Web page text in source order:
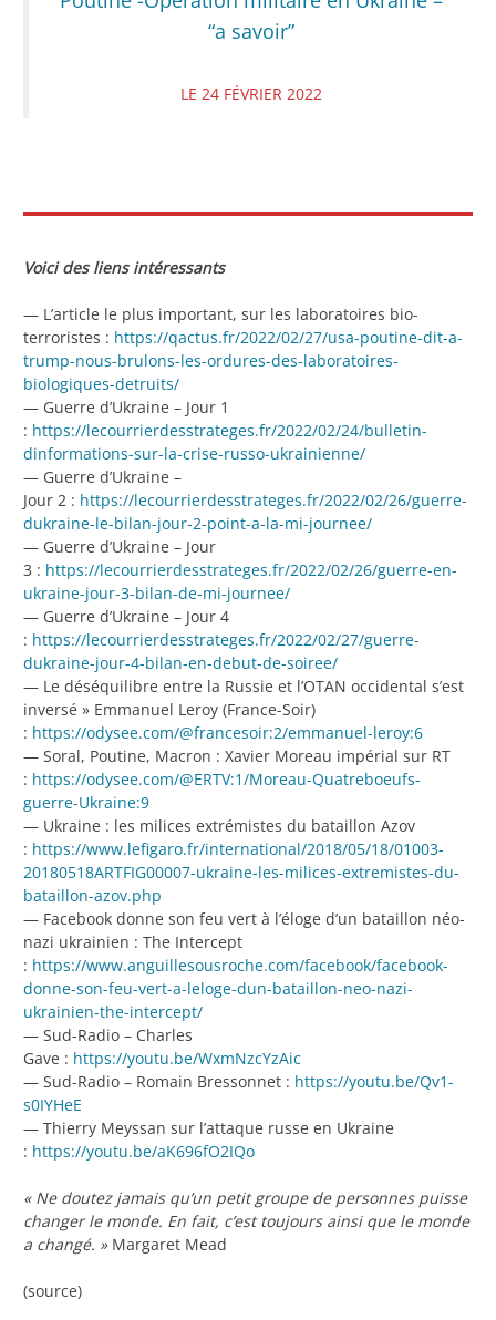
“a savoir”
LE 24 FÉVRIER 2022
Voici des liens intéressants
— L’article le plus important, sur les laboratoires bio-
terroristes : https://qactus.fr/2022/02/27/usa-poutine-dit-a-
trump-nous-brulons-les-ordures-des-laboratoires-
biologiques-detruits/
— Guerre d’Ukraine – Jour 1
: https://lecourrierdesstrateges.fr/2022/02/24/bulletin-
dinformations-sur-la-crise-russo-ukrainienne/
— Guerre d’Ukraine –
Jour 2 : https://lecourrierdesstrateges.fr/2022/02/26/guerre-
dukraine-le-bilan-jour-2-point-a-la-mi-journee/
— Guerre d’Ukraine – Jour
3 : https://lecourrierdesstrateges.fr/2022/02/26/guerre-en-
ukraine-jour-3-bilan-de-mi-journee/
— Guerre d’Ukraine – Jour 4
: https://lecourrierdesstrateges.fr/2022/02/27/guerre-
dukraine-jour-4-bilan-en-debut-de-soiree/
— Le déséquilibre entre la Russie et l’OTAN occidental s’est
inversé » Emmanuel Leroy (France-Soir)
: https://odysee.com/@francesoir:2/emmanuel-leroy:6
— Soral, Poutine, Macron : Xavier Moreau impérial sur RT
: https://odysee.com/@ERTV:1/Moreau-Quatreboeufs-
guerre-Ukraine:9
— Ukraine : les milices extrémistes du bataillon Azov
: https://www.lefigaro.fr/international/2018/05/18/01003-
20180518ARTFIG00007-ukraine-les-milices-extremistes-du-
bataillon-azov.php
— Facebook donne son feu vert à l’éloge d’un bataillon néo-
nazi ukrainien : The Intercept
: https://www.anguillesousroche.com/facebook/facebook-
donne-son-feu-vert-a-leloge-dun-bataillon-neo-nazi-
ukrainien-the-intercept/
— Sud-Radio – Charles
Gave : https://youtu.be/WxmNzcYzAic
— Sud-Radio – Romain Bressonnet : https://youtu.be/Qv1-
s0IYHeE
— Thierry Meyssan sur l’attaque russe en Ukraine
: https://youtu.be/aK696fO2IQo
« Ne doutez jamais qu’un petit groupe de personnes puisse
changer le monde. En fait, c’est toujours ainsi que le monde
a changé. » Margaret Mead
(source)